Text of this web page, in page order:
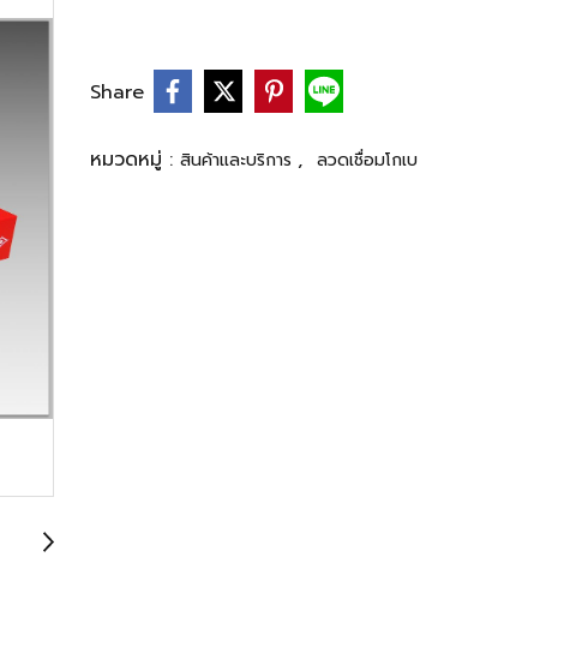
Share
หมวดหมู่ : สินค้าและบริการ , ลวดเชื่อมโกเบ